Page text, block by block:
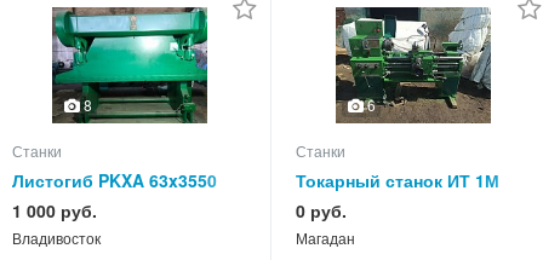
8
Станки
Листогиб PKXA 63x3550
производство Erfurt ГДР
продам
1 000 руб.
Владивосток
6
Станки
Токарный станок ИТ 1М
продам.
0 руб.
Магадан